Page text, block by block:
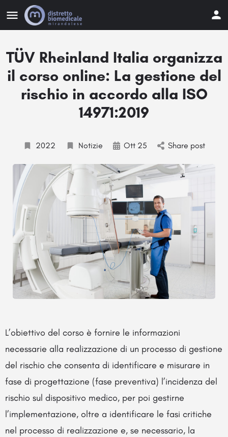
TÜV Rheinland Italia organizza
il corso online: La gestione del
rischio in accordo alla ISO
14971:2019
2022 Notizie Ott 25 Share post
L’obiettivo del corso è fornire le informazioni
necessarie alla realizzazione di un processo di gestione
del rischio che consenta di identificare e misurare in
fase di progettazione (fase preventiva) l’incidenza del
rischio sul dispositivo medico, per poi gestirne
l’implementazione, oltre a identificare le fasi critiche
nel processo di realizzazione e, se necessario, la